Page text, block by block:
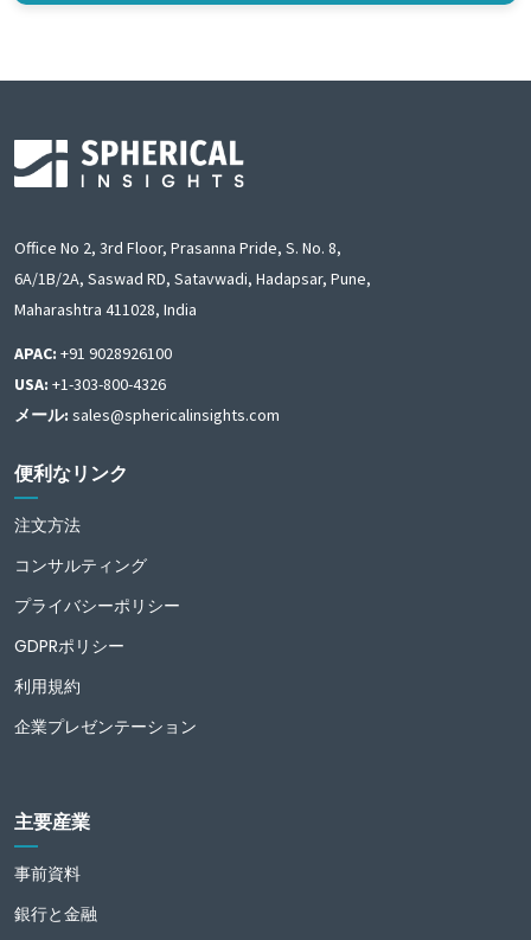
Office No 2, 3rd Floor, Prasanna Pride, S. No. 8,
6A/1B/2A, Saswad RD, Satavwadi, Hadapsar, Pune,
Maharashtra 411028, India
APAC: +91 9028926100
USA: +1-303-800-4326
メール: sales@sphericalinsights.com
便利なリンク
注文方法
コンサルティング
プライバシーポリシー
GDPRポリシー
利用規約
企業プレゼンテーション
主要産業
事前資料
銀行と金融